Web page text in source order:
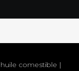
comestible |